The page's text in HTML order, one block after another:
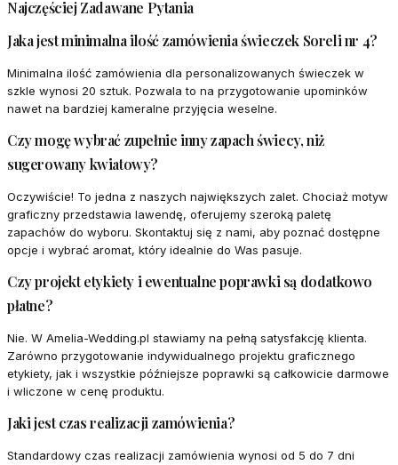
Najczęściej Zadawane Pytania
Jaka jest minimalna ilość zamówienia świeczek Soreli nr 4?
Minimalna ilość zamówienia dla personalizowanych świeczek w
szkle wynosi 20 sztuk. Pozwala to na przygotowanie upominków
nawet na bardziej kameralne przyjęcia weselne.
Czy mogę wybrać zupełnie inny zapach świecy, niż
sugerowany kwiatowy?
Oczywiście! To jedna z naszych największych zalet. Chociaż motyw
graficzny przedstawia lawendę, oferujemy szeroką paletę
zapachów do wyboru. Skontaktuj się z nami, aby poznać dostępne
opcje i wybrać aromat, który idealnie do Was pasuje.
Czy projekt etykiety i ewentualne poprawki są dodatkowo
płatne?
Nie. W Amelia-Wedding.pl stawiamy na pełną satysfakcję klienta.
Zarówno przygotowanie indywidualnego projektu graficznego
etykiety, jak i wszystkie późniejsze poprawki są całkowicie darmowe
i wliczone w cenę produktu.
Jaki jest czas realizacji zamówienia?
Standardowy czas realizacji zamówienia wynosi od 5 do 7 dni